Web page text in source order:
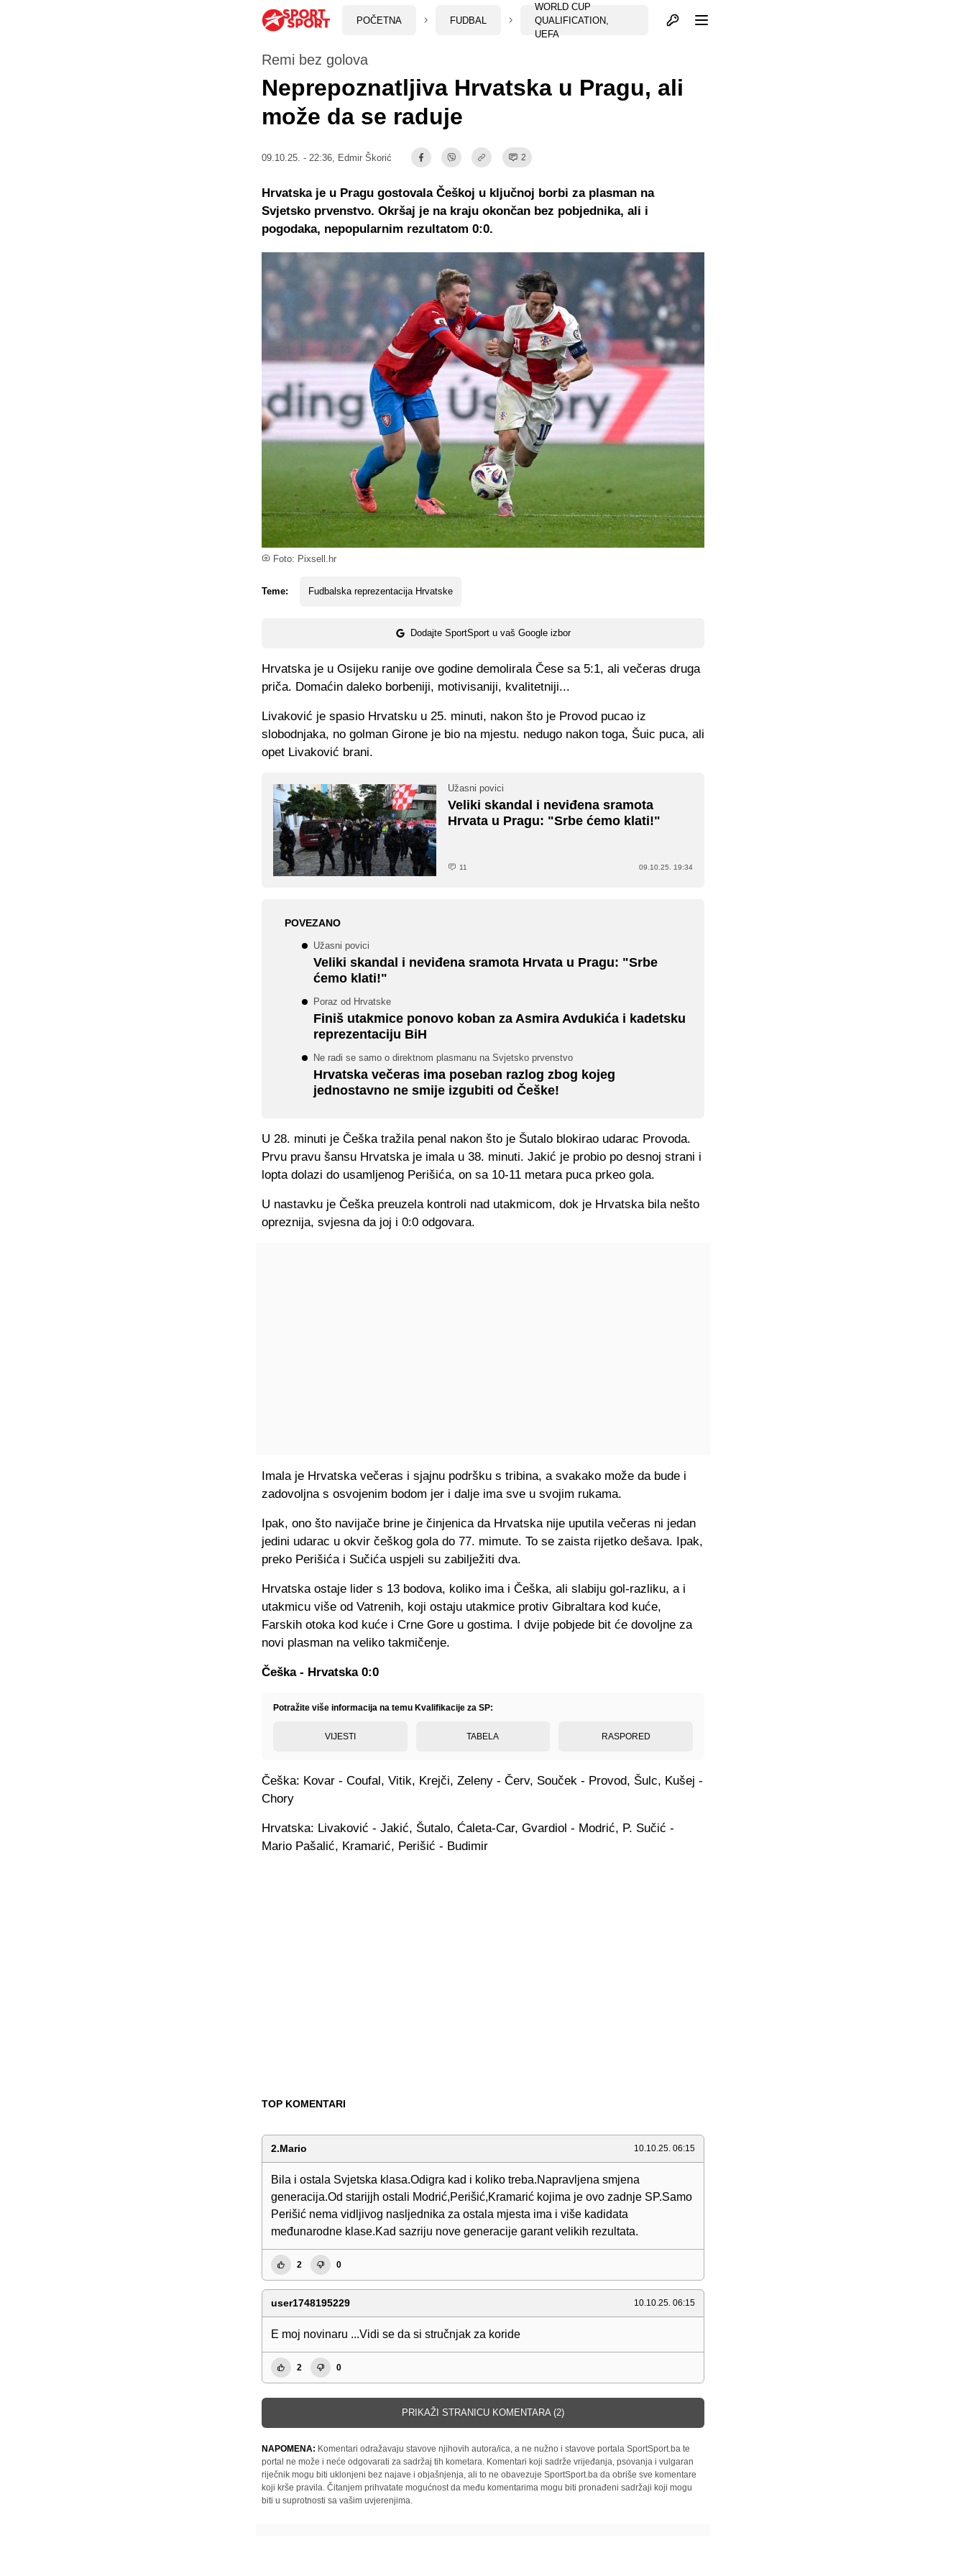
POČETNA FUDBAL
WORLD CUP
QUALIFICATION,
UEFA
Otvori profil
Foto: Pixsell.hr
Remi bez golova
Neprepoznatljiva Hrvatska u Pragu, ali
može da se raduje
09.10.25. - 22:36, Edmir Škorić 2
Teme: Fudbalska reprezentacija Hrvatske
Dodajte SportSport u vaš Google izbor
Hrvatska je u Pragu gostovala Češkoj u ključnoj borbi za plasman na
Svjetsko prvenstvo. Okršaj je na kraju okončan bez pobjednika, ali i
pogodaka, nepopularnim rezultatom 0:0.
Hrvatska je u Osijeku ranije ove godine demolirala Čese sa 5:1, ali večeras druga
priča. Domaćin daleko borbeniji, motivisaniji, kvalitetniji...
Livaković je spasio Hrvatsku u 25. minuti, nakon što je Provod pucao iz
slobodnjaka, no golman Girone je bio na mjestu. nedugo nakon toga, Šuic puca, ali
opet Livaković brani.
Užasni povici
Veliki skandal i neviđena sramota
Hrvata u Pragu: "Srbe ćemo klati!"
11 09.10.25. 19:34
POVEZANO
Užasni povici
Veliki skandal i neviđena sramota Hrvata u Pragu: "Srbe
ćemo klati!"
Poraz od Hrvatske
Finiš utakmice ponovo koban za Asmira Avdukića i kadetsku
reprezentaciju BiH
Ne radi se samo o direktnom plasmanu na Svjetsko prvenstvo
Hrvatska večeras ima poseban razlog zbog kojeg
jednostavno ne smije izgubiti od Češke!
U 28. minuti je Češka tražila penal nakon što je Šutalo blokirao udarac Provoda.
Prvu pravu šansu Hrvatska je imala u 38. minuti. Jakić je probio po desnoj strani i
lopta dolazi do usamljenog Perišića, on sa 10-11 metara puca prkeo gola.
U nastavku je Češka preuzela kontroli nad utakmicom, dok je Hrvatska bila nešto
opreznija, svjesna da joj i 0:0 odgovara.
Imala je Hrvatska večeras i sjajnu podršku s tribina, a svakako može da bude i
zadovoljna s osvojenim bodom jer i dalje ima sve u svojim rukama.
Ipak, ono što navijače brine je činjenica da Hrvatska nije uputila večeras ni jedan
jedini udarac u okvir češkog gola do 77. mimute. To se zaista rijetko dešava. Ipak,
preko Perišića i Sučića uspjeli su zabilježiti dva.
Hrvatska ostaje lider s 13 bodova, koliko ima i Češka, ali slabiju gol-razliku, a i
utakmicu više od Vatrenih, koji ostaju utakmice protiv Gibraltara kod kuće,
Farskih otoka kod kuće i Crne Gore u gostima. I dvije pobjede bit će dovoljne za
novi plasman na veliko takmičenje.
Češka - Hrvatska 0:0
Potražite više informacija na temu Kvalifikacije za SP:
VIJESTI TABELA RASPORED
Češka: Kovar - Coufal, Vitik, Krejči, Zeleny - Červ, Souček - Provod, Šulc, Kušej -
Chory
Hrvatska: Livaković - Jakić, Šutalo, Ćaleta-Car, Gvardiol - Modrić, P. Sučić -
Mario Pašalić, Kramarić, Perišić - Budimir
TOP KOMENTARI
2.Mario 10.10.25. 06:15
Bila i ostala Svjetska klasa.Odigra kad i koliko treba.Napravljena smjena
generacija.Od starijjh ostali Modrić,Perišić,Kramarić kojima je ovo zadnje SP.Samo
Perišić nema vidljivog nasljednika za ostala mjesta ima i više kadidata
međunarodne klase.Kad sazriju nove generacije garant velikih rezultata.
2 0
user1748195229 10.10.25. 06:15
E moj novinaru ...Vidi se da si stručnjak za koride
2 0
PRIKAŽI STRANICU KOMENTARA (2)
NAPOMENA: Komentari odražavaju stavove njihovih autora/ica, a ne nužno i stavove portala SportSport.ba te
portal ne može i neće odgovarati za sadržaj tih kometara. Komentari koji sadrže vrijeđanja, psovanja i vulgaran
riječnik mogu biti uklonjeni bez najave i objašnjenja, ali to ne obavezuje SportSport.ba da obriše sve komentare
koji krše pravila. Čitanjem prihvatate mogućnost da među komentarima mogu biti pronađeni sadržaji koji mogu
biti u suprotnosti sa vašim uvjerenjima.